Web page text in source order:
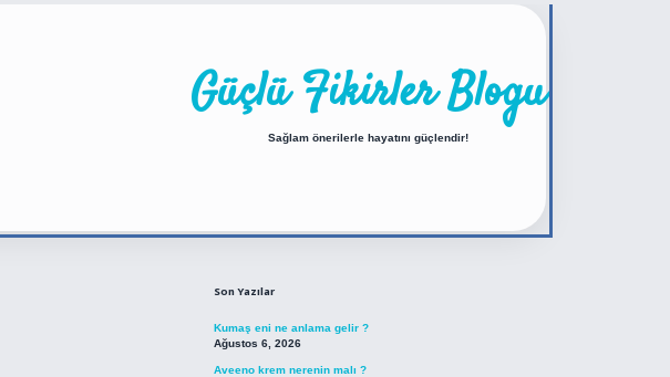
Güçlü Fikirler Blogu
Sağlam önerilerle hayatını güçlendir!
Son Yazılar
Kumaş eni ne anlama gelir ?
Ağustos 6, 2026
Aveeno krem nerenin malı ?
https://betexper.live/